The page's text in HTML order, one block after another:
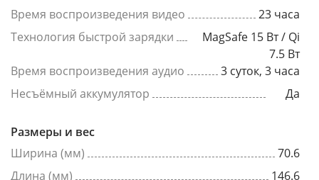
Время воспроизведения видео
23 часа
Технология быстрой зарядки
MagSafe 15 Вт / Qi
7.5 Вт
Время воспроизведения аудио
3 суток, 3 часа
Несъёмный аккумулятор
Да
Размеры и вес
Ширина (мм)
70.6
Длина (мм)
146.6